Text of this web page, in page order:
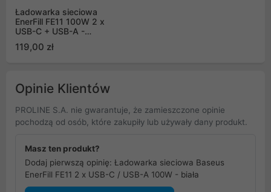
Ładowarka sieciowa
EnerFill FE11 100W 2 x
USB-C + USB-A -
czarna
119,00 zł
Opinie Klientów
PROLINE S.A. nie gwarantuje, że zamieszczone opinie
pochodzą od osób, które zakupiły lub używały dany produkt.
Masz ten produkt?
Dodaj pierwszą opinię: Ładowarka sieciowa Baseus
EnerFill FE11 2 x USB-C / USB-A 100W - biała